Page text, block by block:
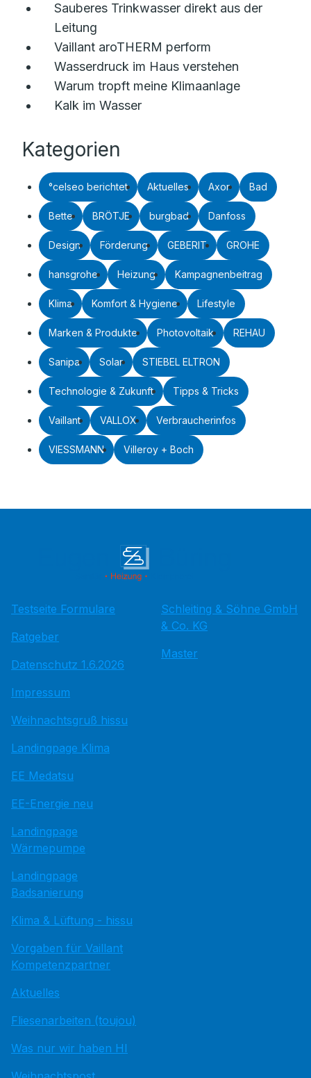
Sauberes Trinkwasser direkt aus der
Leitung
Vaillant aroTHERM perform
Wasserdruck im Haus verstehen
Warum tropft meine Klimaanlage
Kalk im Wasser
Kategorien
°celseo berichtet Aktuelles Axor Bad
Bette BRÖTJE burgbad Danfoss
Design Förderung GEBERIT GROHE
hansgrohe Heizung Kampagnenbeitrag
Klima Komfort & Hygiene Lifestyle
Marken & Produkte Photovoltaik REHAU
Sanipa Solar STIEBEL ELTRON
Technologie & Zukunft Tipps & Tricks
Vaillant VALLOX Verbraucherinfos
VIESSMANN Villeroy + Boch
Testseite Formulare
Ratgeber
Datenschutz 1.6.2026
Impressum
Weihnachtsgruß hissu
Landingpage Klima
EE Medatsu
EE-Energie neu
Landingpage
Wärmepumpe
Landingpage
Badsanierung
Klima & Lüftung - hissu
Vorgaben für Vaillant
Kompetenzpartner
Aktuelles
Fliesenarbeiten (toujou)
Was nur wir haben HI
Schleiting & Söhne GmbH
& Co. KG
Master